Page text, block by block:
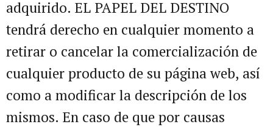
adquirido. EL PAPEL DEL DESTINO
tendrá derecho en cualquier momento a
retirar o cancelar la comercialización de
cualquier producto de su página web, así
como a modificar la descripción de los
mismos. En caso de que por causas